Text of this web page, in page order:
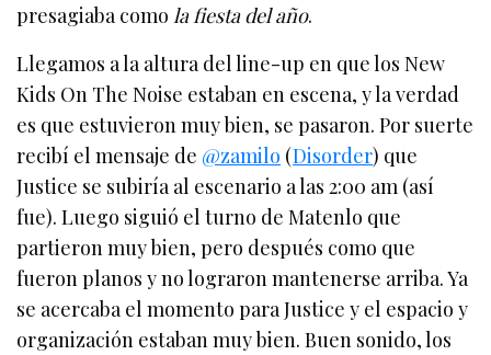
presagiaba comola fiesta del año.
Llegamos a la altura del line-up en que los New
Kids On The Noise estaban en escena, y la verdad
es que estuvieron muy bien, se pasaron. Por suerte
recibí el mensaje de @zamilo (Disorder) que
Justice se subiría al escenario a las 2:00 am (así
fue). Luego siguió el turno de Matenlo que
partieron muy bien, pero después como que
fueron planos y no lograron mantenerse arriba. Ya
se acercaba el momento para Justice y el espacio y
organización estaban muy bien. Buen sonido, los